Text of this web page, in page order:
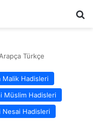
Türkçe
Malik Hadisleri
Müslim Hadisleri
Nesai Hadisleri